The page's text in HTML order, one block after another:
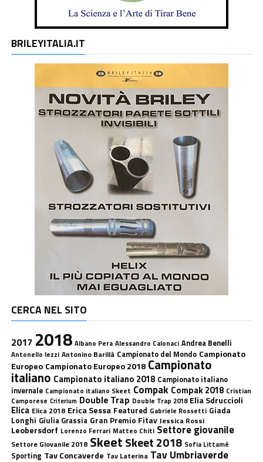
BRILEYITALIA.IT
CERCA NEL SITO
2017 2018 Albano Pera Alessandro Calonaci Andrea Benelli
Antonello Iezzi Antonino Barillà Campionato del Mondo Campionato
Europeo Campionato Europeo 2018 Campionato
italiano Campionato italiano 2018 Campionato italiano
invernale Campionato italiano Skeet Compak Compak 2018 Cristian
Camporese Criterium Double Trap Double Trap 2018 Elia Sdruccioli
Elica Elica 2018 Erica Sessa Featured Gabriele Rossetti Giada
Longhi Giulia Grassia Gran Premio Fitav Jessica Rossi
Leobersdorf Lorenzo Ferrari Matteo Chiti Settore giovanile
Settore Giovanile 2018 SkeetSkeet 2018 Sofia Littamè
Sporting Tav Concaverde Tav Laterina Tav Umbriaverde